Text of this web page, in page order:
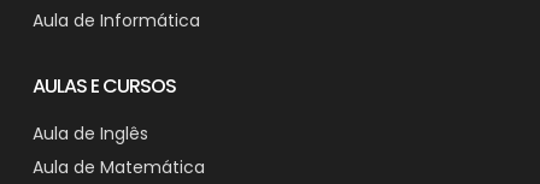
Aula de Informática
AULAS E CURSOS
Aula de Inglês
Aula de Matemática